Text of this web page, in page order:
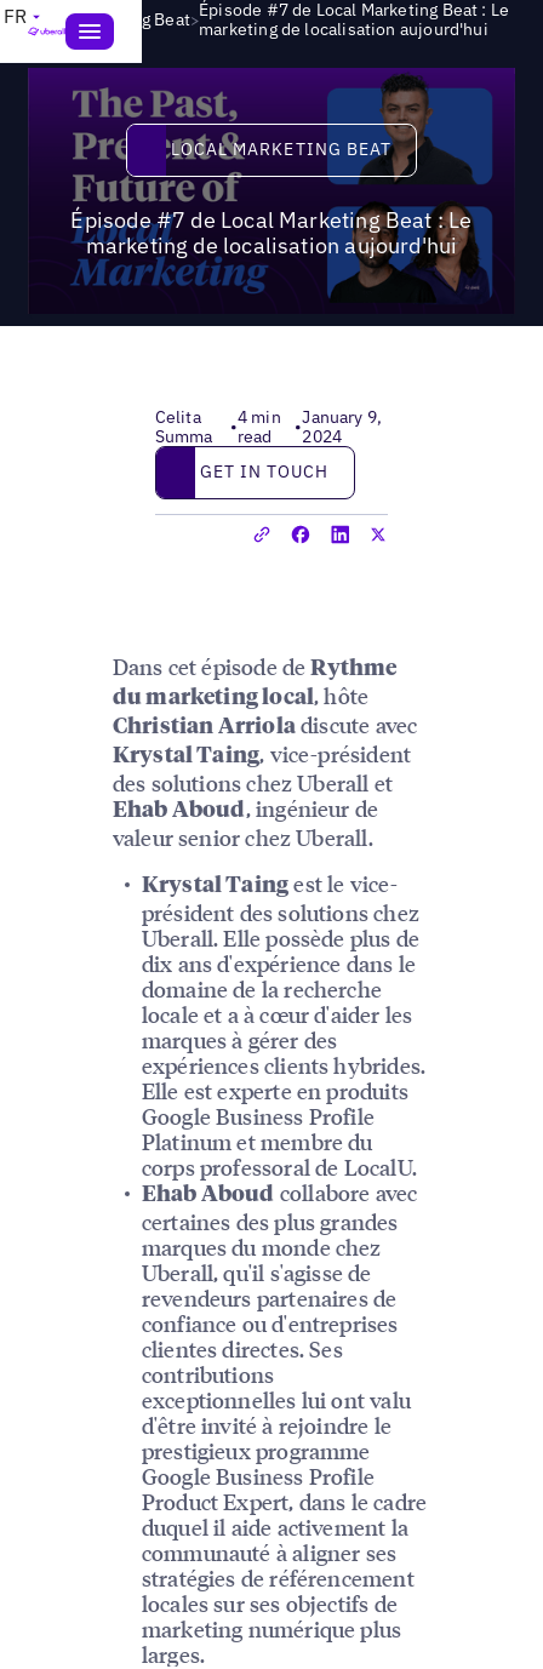
FR Local Marketing Beat>Épisode #7 de Local Marketing Beat : Le
marketing de localisation aujourd'hui
Local Marketing Beat
LOCAL MARKETING BEAT
Épisode #7 de Local Marketing Beat : Le
marketing de localisation aujourd'hui
Celita
Summa
•4 min
read
•January 9,
2024
Get in touch
GET IN TOUCH
Dans cet épisode deRythme
du marketing local, hôte
Christian Arrioladiscute avec
Krystal Taing, vice-président
des solutions chez Uberall et
Ehab Aboud, ingénieur de
valeur senior chez Uberall.
Krystal Taing est le vice-
président des solutions chez
Uberall. Elle possède plus de
dix ans d'expérience dans le
domaine de la recherche
locale et a à cœur d'aider les
marques à gérer des
expériences clients hybrides.
Elle est experte en produits
Google Business Profile
Platinum et membre du
corps professoral de LocalU.
Ehab Aboud collabore avec
certaines des plus grandes
marques du monde chez
Uberall, qu'il s'agisse de
revendeurs partenaires de
confiance ou d'entreprises
clientes directes. Ses
contributions
exceptionnelles lui ont valu
d'être invité à rejoindre le
prestigieux programme
Google Business Profile
Product Expert, dans le cadre
duquel il aide activement la
communauté à aligner ses
stratégies de référencement
locales sur ses objectifs de
marketing numérique plus
larges.